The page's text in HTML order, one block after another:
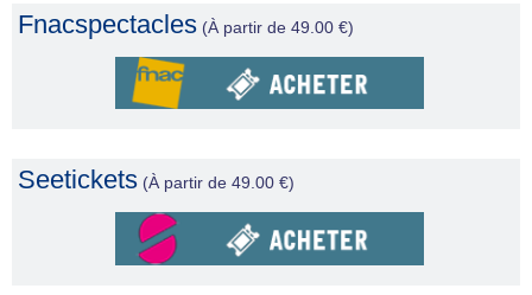
Fnacspectacles (À partir de 49.00 €)
Seetickets (À partir de 49.00 €)